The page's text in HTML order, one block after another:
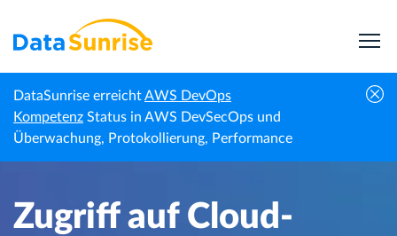
DataSunrise erreichtAWS DevOps
Kompetenz Status in AWS DevSecOps und
Überwachung, Protokollierung, Performance
Startseite Wissenszentrum Zugriff auf Cloud-Daten
Zugriff auf Cloud-